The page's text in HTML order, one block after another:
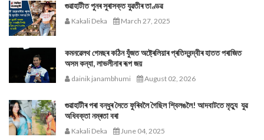
গুৱাহাটীত পুনৰ সুৰাসক্ত যুৱতীৰ তাণ্ডৱ
Kakali Deka March 27, 2025
কমনৱেলথ গেমছৰ কঠিন যুঁজত অষ্ট্ৰেলিয়াৰ প্ৰতিদ্বন্দ্বীৰ হাতত পৰাজিত
অসম কন্যা, লাভলীনাৰ ৰূপ জয়
dainik janambhumi August 02, 2026
গুৱাহাটীৰ পৰা বন্ধুৰ সৈতে ফুৰিবলৈ গৈছিল শ্বিলঙলৈ! আদবাটতে মৃত্যু যুৱ
অধিবক্তা নম্ৰতা বৰা
Kakali Deka June 04, 2025